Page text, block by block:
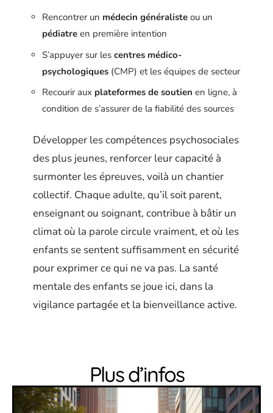
Rencontrer un médecin généraliste ou un
pédiatre en première intention
S’appuyer sur les centres médico-
psychologiques (CMP) et les équipes de secteur
Recourir aux plateformes de soutien en ligne, à
condition de s’assurer de la fiabilité des sources
Développer les compétences psychosociales
des plus jeunes, renforcer leur capacité à
surmonter les épreuves, voilà un chantier
collectif. Chaque adulte, qu’il soit parent,
enseignant ou soignant, contribue à bâtir un
climat où la parole circule vraiment, et où les
enfants se sentent suffisamment en sécurité
pour exprimer ce qui ne va pas. La santé
mentale des enfants se joue ici, dans la
vigilance partagée et la bienveillance active.
Plus d’infos